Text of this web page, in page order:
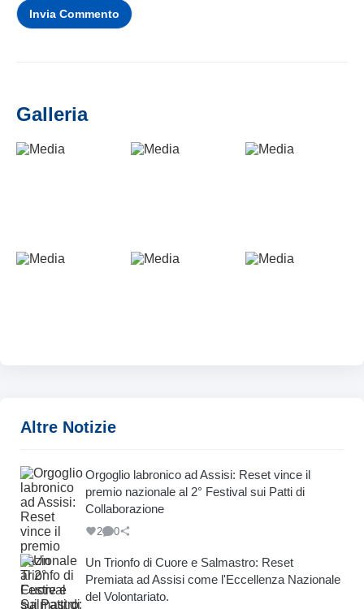
Invia Commento
Galleria
Altre Notizie
Orgoglio labronico ad Assisi: Reset vince il
premio nazionale al 2° Festival sui Patti di
Collaborazione
2 0
Un Trionfo di Cuore e Salmastro: Reset
Premiata ad Assisi come l'Eccellenza Nazionale
del Volontariato.